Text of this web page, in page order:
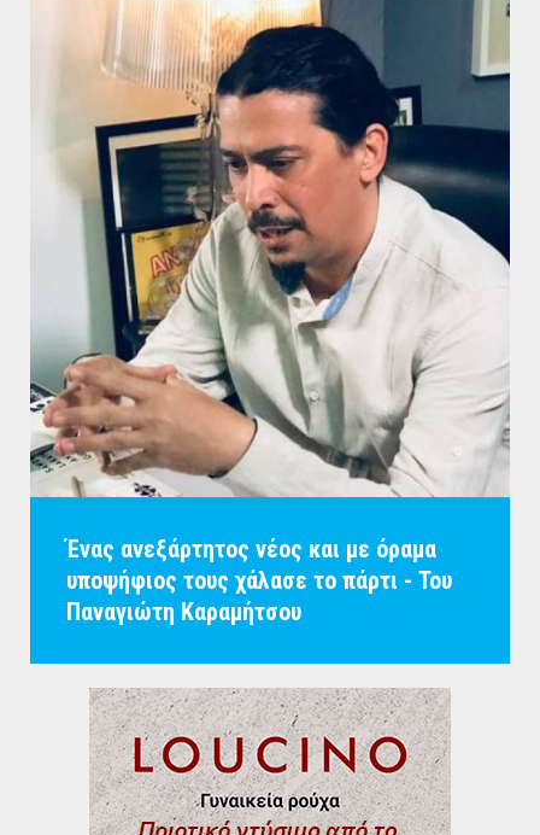
Ένας ανεξάρτητος νέος και με όραμα
υποψήφιος τους χάλασε το πάρτι - Του
Παναγιώτη Καραμήτσου